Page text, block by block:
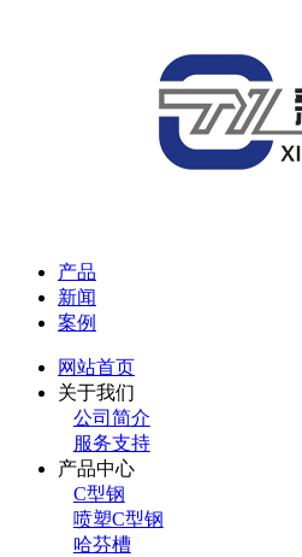
产品
新闻
案例
网站首页
关于我们
公司简介
服务支持
产品中心
C型钢
喷塑C型钢
哈芬槽